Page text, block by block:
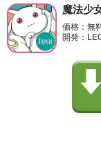
魔法少
価格：無
開発：